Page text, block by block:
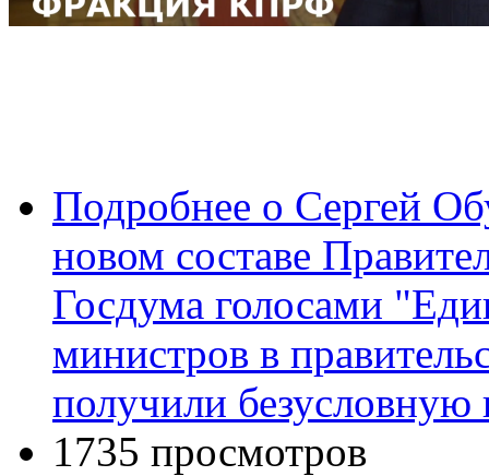
Подробнее о Сергей
новом составе
Госдума голосами
министров в
получили безусловную
1735 просмотров